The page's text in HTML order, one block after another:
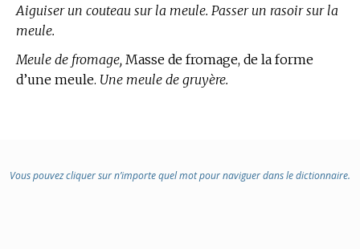
Aiguiser un couteau sur la meule. Passer un rasoir sur la
meule.
Meule de fromage, Masse de fromage, de la forme
d’une meule. Une meule de gruyère.
Vous pouvez cliquer sur n’importe quel mot pour naviguer dans le dictionnaire.